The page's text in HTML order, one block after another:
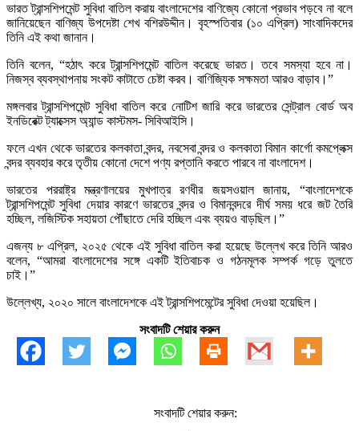
ভারত ট্রান্সশিপমেন্ট সুবিধা বাতিল করায় বাংলাদেশের বাণিজ্যে কোনো প্রভাব পড়বে না বলে
জানিয়েছেন বাণিজ্য উপদেষ্টা শেখ বশিরউদ্দীন। বৃহস্পতিবার (১০ এপ্রিল) সাংবাদিকদের
তিনি এই কথা জানান।
তিনি বলেন, “হঠাৎ করে ট্রান্সশিপমেন্ট বাতিল করেছে ভারত। তবে সমস্যা হবে না।
নিজস্ব ব্যবস্থাপনায় সংকট কাটাতে চেষ্টা করব। বাণিজ্যিক সক্ষমতা আরও বাড়াব।”
মঙ্গলবার ট্রান্সশিপমেন্ট সুবিধা বাতিল করে নোটিশ জারি করে ভারতের সেন্ট্রাল বোর্ড অব
ইনডিরেক্ট ট্যাক্সেস অ্যান্ড কাস্টমস- সিবিআইসি।
ফলে এখন থেকে ভারতের কলকাতা বন্দর, নবসেবা বন্দর ও কলকাতা বিমান কার্গো কমপ্লেক্স
বন্দর ব্যবহার করে তৃতীয় কোনো দেশে পণ্য রপ্তানি করতে পারবে না বাংলাদেশ।
ভারতের পররাষ্ট্র মন্ত্রণালয়ের মুখপাত্র রণধীর জয়সওয়াল জানায়, “বাংলাদেশকে
ট্রান্সশিপমেন্ট সুবিধা দেয়ার কারণে ভারতের বন্দর ও বিমানবন্দরে দীর্ঘ সময় ধরে জট তৈরি
হচ্ছিল, লজিস্টিক সহায়তা পৌঁছাতে দেরি হচ্ছিল এবং ব্যয়ও বাড়ছিল।”
এজন্য ৮ এপ্রিল, ২০২৫ থেকে এই সুবিধা বাতিল করা হয়েছে উল্লেখ করে তিনি আরও
বলেন, “আমরা বাংলাদেশের সঙ্গে একটি ইতিবাচক ও গঠনমূলক সম্পর্ক গড়ে তুলতে
চাই।”
উল্লেখ্য, ২০২০ সালে বাংলাদেশকে এই ট্রান্সশিপমেন্টের সুবিধা দেওয়া হয়েছিল।
সংবাদটি শেয়ার করুন
সংবাদটি শেয়ার করুন: